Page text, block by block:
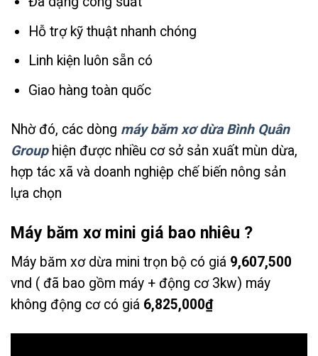
Hỗ trợ kỹ thuật nhanh chóng
Linh kiện luôn sẵn có
Giao hàng toàn quốc
Nhờ đó, các dòng máy băm xơ dừa Bình Quân
Group hiện được nhiều cơ sở sản xuất mùn dừa,
hợp tác xã và doanh nghiệp chế biến nông sản
lựa chọn
Máy băm xơ mini giá bao nhiêu ?
Máy băm xơ dừa mini trọn bộ có giá 9,607,500
vnd ( đã bao gồm máy + động cơ 3kw) máy
không động cơ có giá 6,825,000₫